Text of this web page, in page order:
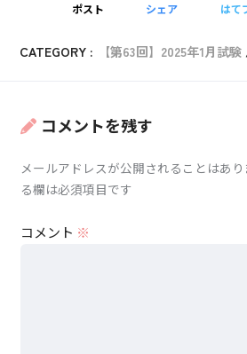
観測点の値がそのまま格子
ポスト シェア はて
CATEGORY : 【第63回】2025年1月試験
コメントを残す
メールアドレスが公開されることはあり
る欄は必須項目です
コメント ※